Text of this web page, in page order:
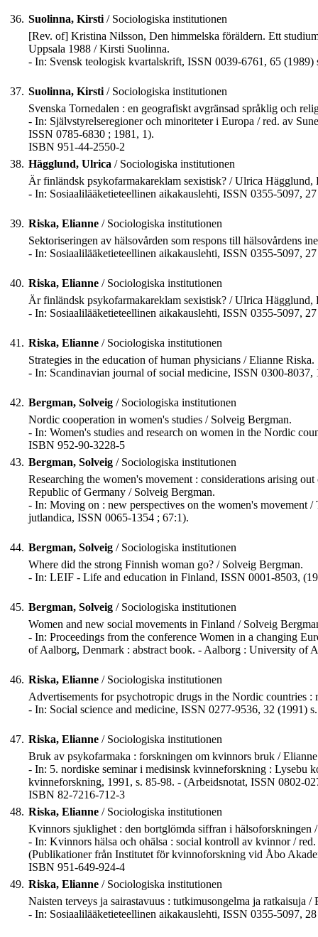
36. Suolinna, Kirsti/ Sociologiska institutionen
[Rev. of] Kristina Nilsson, Den himmelska föräldern. Ett
Uppsala 1988 / Kirsti Suolinna.
- In: Svensk teologisk kvartalskrift, ISSN 0039-6761, 65 (1989)
37. Suolinna, Kirsti/ Sociologiska institutionen
Svenska Tornedalen : en geografiskt avgränsad språklig och
- In: Självstyrelseregioner och minoriteter i Europa / red. av
ISSN 0785-6830 ; 1981, 1).
ISBN 951-44-2550-2
38. Hägglund, Ulrica / Sociologiska institutionen
Är finländsk psykofarmakareklam sexistisk? / Ulrica Hägglund,
- In: Sosiaalilääketieteellinen aikakauslehti, ISSN 0355-5097,
39. Riska, Elianne / Sociologiska institutionen
Sektoriseringen av hälsovården som respons till hälsovårdens
- In: Sosiaalilääketieteellinen aikakauslehti, ISSN 0355-5097,
40. Riska, Elianne / Sociologiska institutionen
Är finländsk psykofarmakareklam sexistisk? / Ulrica Hägglund,
- In: Sosiaalilääketieteellinen aikakauslehti, ISSN 0355-5097,
41. Riska, Elianne / Sociologiska institutionen
Strategies in the education of human physicians / Elianne Riska.
- In: Scandinavian journal of social medicine, ISSN 0300-8037,
42. Bergman, Solveig / Sociologiska institutionen
Nordic cooperation in women's studies / Solveig Bergman.
- In: Women's studies and research on women in the Nordic
ISBN 952-90-3228-5
43. Bergman, Solveig / Sociologiska institutionen
Researching the women's movement : considerations arising
Republic of Germany / Solveig Bergman.
- In: Moving on : new perspectives on the women's movement
jutlandica, ISSN 0065-1354 ; 67:1).
44. Bergman, Solveig / Sociologiska institutionen
Where did the strong Finnish woman go? / Solveig Bergman.
- In: LEIF - Life and education in Finland, ISSN 0001-8503,
45. Bergman, Solveig / Sociologiska institutionen
Women and new social movements in Finland / Solveig
- In: Proceedings from the conference Women in a changing
of Aalborg, Denmark : abstract book. - Aalborg : University of
46. Riska, Elianne / Sociologiska institutionen
Advertisements for psychotropic drugs in the Nordic countries
- In: Social science and medicine, ISSN 0277-9536, 32 (1991)
47. Riska, Elianne / Sociologiska institutionen
Bruk av psykofarmaka : forskningen om kvinnors bruk /
- In: 5. nordiske seminar i medisinsk kvinneforskning : Lysebu
kvinneforskning, 1991, s. 85-98. - (Arbeidsnotat, ISSN 0802-
ISBN 82-7216-712-3
48. Riska, Elianne / Sociologiska institutionen
Kvinnors sjuklighet : den bortglömda siffran i hälsoforskningen
- In: Kvinnors hälsa och ohälsa : social kontroll av kvinnor /
(Publikationer från Institutet för kvinnoforskning vid Åbo
ISBN 951-649-924-4
49. Riska, Elianne / Sociologiska institutionen
Naisten terveys ja sairastavuus : tutkimusongelma ja ratkaisuja
- In: Sosiaalilääketieteellinen aikakauslehti, ISSN 0355-5097,